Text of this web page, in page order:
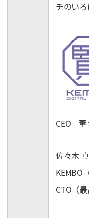
チのいろ
CEO
佐々木
KEMBO
CTO（